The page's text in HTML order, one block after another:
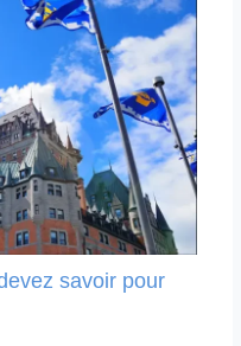
savoir pour